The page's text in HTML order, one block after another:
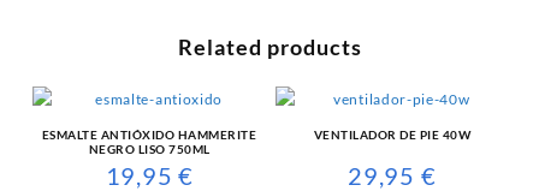
Related products
ESMALTE ANTIÓXIDO HAMMERITE
NEGRO LISO 750ML
19,95 €
VENTILADOR DE PIE 40W
29,95 €